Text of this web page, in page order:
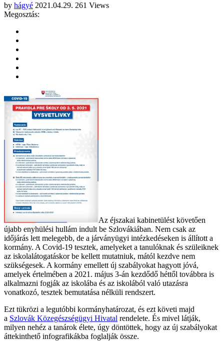
by hágyé 2021.04.29. 261 Views
Megosztás:
Az éjszakai kabinetülést követően
újabb enyhülési hullám indult be Szlovákiában. Nem csak az
időjárás lett melegebb, de a járványügyi intézkedéseken is állított a
kormány. A Covid-19 tesztek, amelyeket a tanulóknak és szüleiknek
az iskolalátogatáskor be kellett mutatniuk, mától kezdve nem
szükségesek. A kormány emellett új szabályokat hagyott jóvá,
amelyek értelmében a 2021. május 3-án kezdődő héttől továbbra is
alkalmazni fogják az iskolába és az iskolából való utazásra
vonatkozó, tesztek bemutatása nélküli rendszert.
Ezt tükrözi a legutóbbi kormányhatározat, és ezt követi majd
a Szlovák Közegészségügyi Hivatal rendelete. És mivel látják,
milyen nehéz a tanárok élete, úgy döntöttek, hogy az új szabályokat
áttekinthető infografikákba foglalják össze.